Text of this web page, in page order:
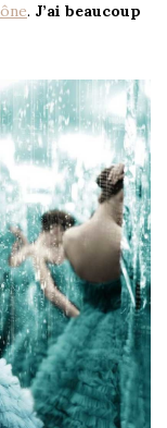
. J’ai beaucoup